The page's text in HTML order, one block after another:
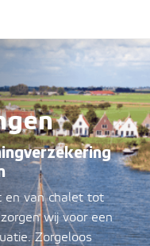
en van chalet tot
wij voor een
Zorgeloos